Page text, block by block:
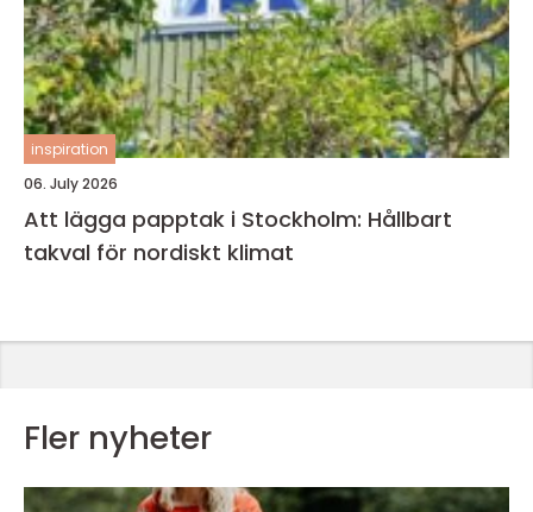
inspiration
06. July 2026
Att lägga papptak i Stockholm: Hållbart
takval för nordiskt klimat
Fler nyheter